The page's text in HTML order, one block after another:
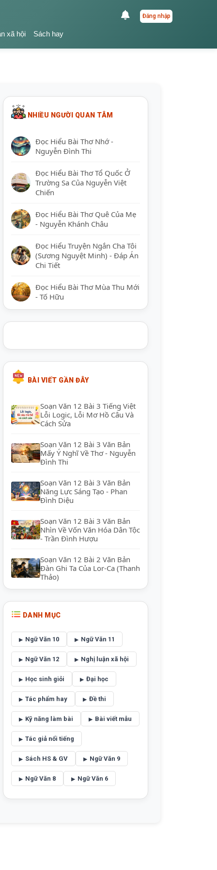
Đăng nhập
xã hội Sách hay
NHIỀU NGƯỜI QUAN TÂM
Đọc Hiểu Bài Thơ Nhớ -
Nguyễn Đình Thi
Đọc Hiểu Bài Thơ Tổ Quốc Ở
Trường Sa Của Nguyễn Việt
Chiến
Đọc Hiểu Bài Thơ Quê Của Mẹ
- Nguyễn Khánh Châu
Đọc Hiểu Truyện Ngắn Cha Tôi
(Sương Nguyệt Minh) - Đáp Án
Chi Tiết
Đọc Hiểu Bài Thơ Mùa Thu Mới
- Tố Hữu
BÀI VIẾT GẦN ĐÂY
Soạn Văn 12 Bài 3 Tiếng Việt
Lỗi Logic, Lỗi Mơ Hồ Câu Và
Cách Sửa
Soạn Văn 12 Bài 3 Văn Bản
Mấy Ý Nghĩ Về Thơ - Nguyễn
Đình Thi
Soạn Văn 12 Bài 3 Văn Bản
Năng Lực Sáng Tạo - Phan
Đình Diệu
Soạn Văn 12 Bài 3 Văn Bản
Nhìn Về Vốn Văn Hóa Dân Tộc
- Trần Đình Hượu
Soạn Văn 12 Bài 2 Văn Bản
Đàn Ghi Ta Của Lor-Ca (Thanh
Thảo)
DANH MỤC
Ngữ Văn 10 Ngữ Văn 11
Ngữ Văn 12 Nghị luận xã hội
Học sinh giỏi Đại học
Tác phẩm hay Đề thi
Kỹ năng làm bài Bài viết mẫu
Tác giả nổi tiếng
Sách HS & GV Ngữ Văn 9
Ngữ Văn 8 Ngữ Văn 6